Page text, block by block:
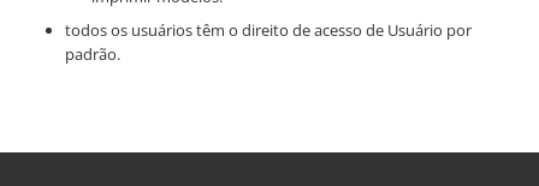
todos os usuários têm o direito de acesso de Usuário por
padrão.